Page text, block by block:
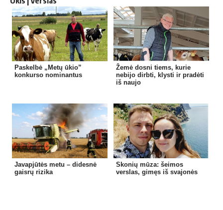
Paskelbė „Metų ūkio”
konkurso nominantus
Žemė dosni tiems, kurie
nebijo dirbti, klysti ir pradėti
iš naujo
Javapjūtės metu – didesnė
gaisrų rizika
Skonių mūza: šeimos
verslas, gimęs iš svajonės